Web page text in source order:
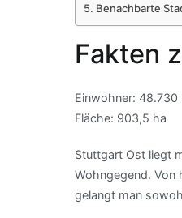
Benachbarte
Fakten
Einwohner: 48.730
Fläche: 903,5 ha
Stuttgart Ost liegt
Wohngegend. Von
gelangt man